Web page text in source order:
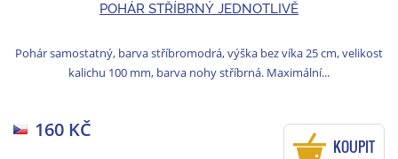
POHÁR STŘÍBRNÝ JEDNOTLIVĚ
Pohár samostatný, barva stříbromodrá, výška bez víka 25 cm, velikost
kalichu 100 mm, barva nohy stříbrná. Maximální...
160 KČ
KOUPIT